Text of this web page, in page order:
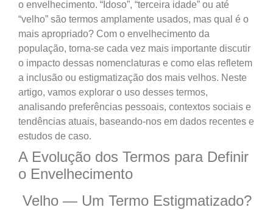
o envelhecimento. “Idoso”, “terceira idade” ou até
“velho” são termos amplamente usados, mas qual é o
mais apropriado? Com o envelhecimento da
população, torna-se cada vez mais importante discutir
o impacto dessas nomenclaturas e como elas refletem
a inclusão ou estigmatização dos mais velhos. Neste
artigo, vamos explorar o uso desses termos,
analisando preferências pessoais, contextos sociais e
tendências atuais, baseando-nos em dados recentes e
estudos de caso.
A Evolução dos Termos para Definir
o Envelhecimento
Velho — Um Termo Estigmatizado?